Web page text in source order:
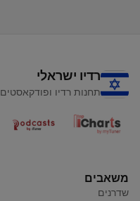
רדיו ישראלי
תחנות רדיו ופודקאסטים
משאבים
שדרנים